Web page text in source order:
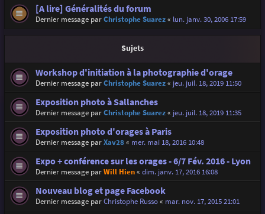
[A lire] Généralités du forum
Dernier message parChristophe Suarez« lun. janv. 30, 2006 17:59
Sujets
Workshop d'initiation à la photographie d'orage
Dernier message parChristophe Suarez« jeu. juil. 18, 2019 11:50
Exposition photo à Sallanches
Dernier message parChristophe Suarez« jeu. juil. 18, 2019 11:35
Exposition photo d'orages à Paris
Dernier message parXav28« mer. mai 18, 2016 10:48
Expo + conférence sur les orages - 6/7 Fév. 2016 - Lyon
Dernier message parWill Hien« dim. janv. 17, 2016 16:08
Nouveau blog et page Facebook
Dernier message parChristophe Russo« mar. nov. 17, 2015 21:01